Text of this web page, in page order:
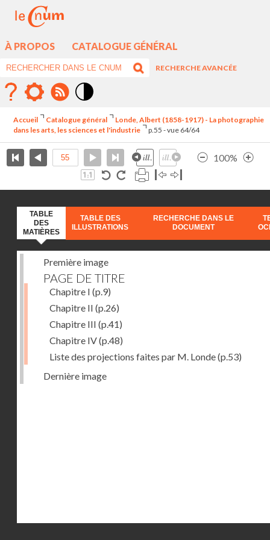
À PROPOS CATALOGUE GÉNÉRAL
RECHERCHE AVANCÉE
élévé
Accueil Catalogue général
Londe, Albert (1858-1917) - La photographie
dans les arts, les sciences et l'industrie
p.55 - vue 64/64
100%
TABLE
DES
MATIÈRES
TABLE DES
ILLUSTRATIONS
RECHERCHE DANS LE
DOCUMENT
Première image
PAGE DE TITRE
Chapitre I (p.9)
Chapitre II (p.26)
Chapitre III (p.41)
Chapitre IV(p.48)
Liste des projections faites par M. Londe(p.53)
Dernière image